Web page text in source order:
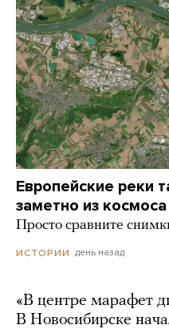
Европейские реки
заметно из космоса
Просто сравните
ИСТОРИИ день назад
«В центре марафет
В Новосибирске